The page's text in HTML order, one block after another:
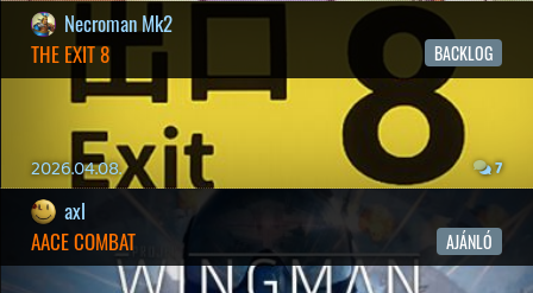
Felhasználási feltételek
Sütik
Podcastok |
|
Gaming Fórum | Offtopic Fórum
RSS | Blog RSS |
Instagram | Youtube |
Twitter | Patreon